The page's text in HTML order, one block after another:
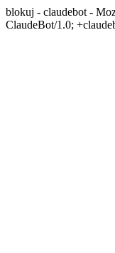
blokuj - claudebot -
ClaudeBot/1.0;